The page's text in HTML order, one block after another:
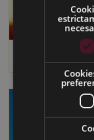
Rape a la